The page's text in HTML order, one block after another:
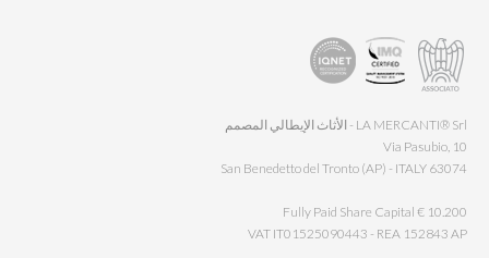
LA MERCANTI® Srl - الأثاث الإيطالي المصمم
Via Pasubio, 10
63074 San Benedetto del Tronto (AP) - ITALY
Fully Paid Share Capital € 10.200
VAT IT01525090443 - REA 152843 AP